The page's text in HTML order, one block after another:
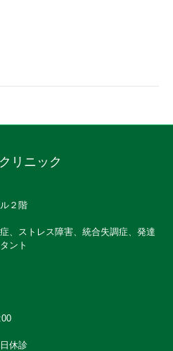
リニック
２階
、ストレス障害、統合失調症、発達
ント
休診